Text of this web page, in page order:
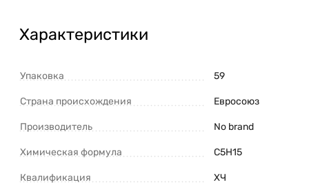
Характеристики
Упаковка 59
Страна происхождения Евросоюз
Производитель No brand
Химическая формула С5Н15
Квалификация ХЧ